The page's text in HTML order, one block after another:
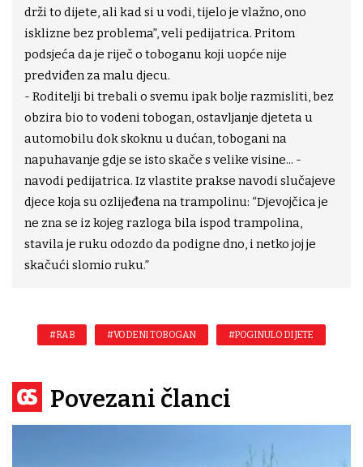
drži to dijete, ali kad si u vodi, tijelo je vlažno, ono
isklizne bez problema”, veli pedijatrica. Pritom
podsjeća da je riječ o toboganu koji uopće nije
predviđen za malu djecu.
- Roditelji bi trebali o svemu ipak bolje razmisliti, bez
obzira bio to vodeni tobogan, ostavljanje djeteta u
automobilu dok skoknu u dućan, tobogani na
napuhavanje gdje se isto skače s velike visine... -
navodi pedijatrica. Iz vlastite prakse navodi slučajeve
djece koja su ozlijeđena na trampolinu: “Djevojčica je
ne zna se iz kojeg razloga bila ispod trampolina,
stavila je ruku odozdo da podigne dno, i netko joj je
skačući slomio ruku.”
#RAB #VODENI TOBOGAN #POGINULO DIJETE
Povezani članci